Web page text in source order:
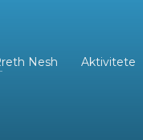
Nesh Aktivitete